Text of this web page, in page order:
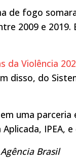
de fogo
2009 e
da Violência
disso, do
uma parceria
IPEA,
Brasil